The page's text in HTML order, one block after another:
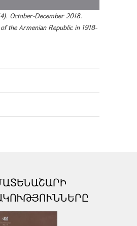
October-December 2018.
the Armenian Republic in 1918-